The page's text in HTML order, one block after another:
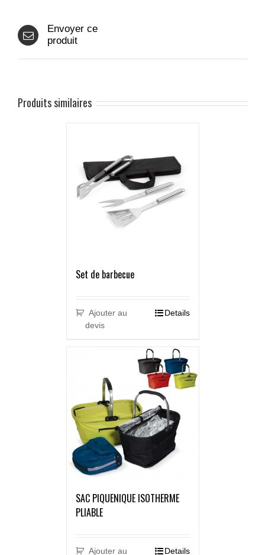
Envoyer ce
produit
Produits similaires
Set de barbecue
Ajouter au
devis
Details
SAC PIQUENIQUE ISOTHERME
PLIABLE
Ajouter au Details